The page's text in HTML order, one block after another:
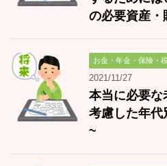
の必要資産・
お金・年金・保険・
2021/11/27
本当に必要な
考慮した年代
~